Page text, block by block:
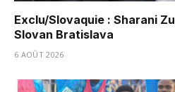
Exclu/Slovaquie : Sharani
Slovan Bratislava
6 AOÛT 2026